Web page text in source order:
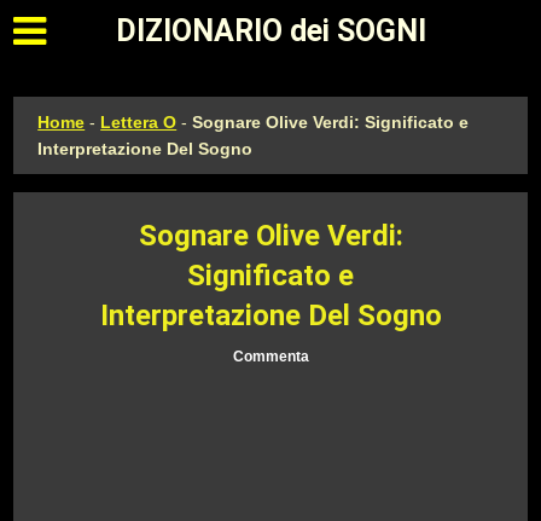
Apri il menu principale
DIZIONARIO dei SOGNI
Home - Lettera O -Sognare Olive Verdi: Significato e
Interpretazione Del Sogno
Sognare Olive Verdi:
Significato e
Interpretazione Del Sogno
Commenta